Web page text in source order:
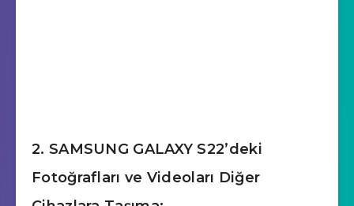
2. SAMSUNG GALAXY S22’deki
Fotoğrafları ve Videoları Diğer